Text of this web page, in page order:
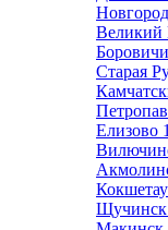
Великий
Боровичи
Старая
Елизово
Кокшетау
Щучинск